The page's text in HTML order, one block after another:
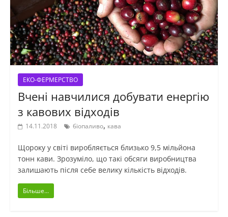
ЕКО-ФЕРМЕРСТВО
Вчені навчилися добувати енергію
з кавових відходів
14.11.2018 біопаливо, кава
Щороку у світі виробляється близько 9,5 мільйона
тонн кави. Зрозуміло, що такі обсяги виробництва
залишають після себе велику кількість відходів.
Більше...